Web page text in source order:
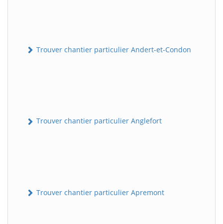
Trouver chantier particulier Andert-et-Condon
Trouver chantier particulier Anglefort
Trouver chantier particulier Apremont